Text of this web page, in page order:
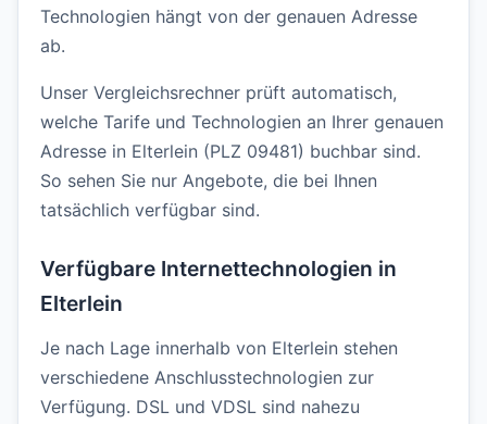
Technologien hängt von der genauen Adresse
ab.
Unser Vergleichsrechner prüft automatisch,
welche Tarife und Technologien an Ihrer genauen
Adresse in Elterlein (PLZ 09481) buchbar sind.
So sehen Sie nur Angebote, die bei Ihnen
tatsächlich verfügbar sind.
Verfügbare Internettechnologien in
Elterlein
Je nach Lage innerhalb von Elterlein stehen
verschiedene Anschlusstechnologien zur
Verfügung. DSL und VDSL sind nahezu